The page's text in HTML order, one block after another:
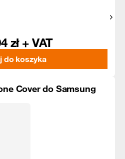
zł + VAT
do koszyka
Cover do Samsung